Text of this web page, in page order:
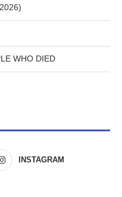
WHO DIED
INSTAGRAM